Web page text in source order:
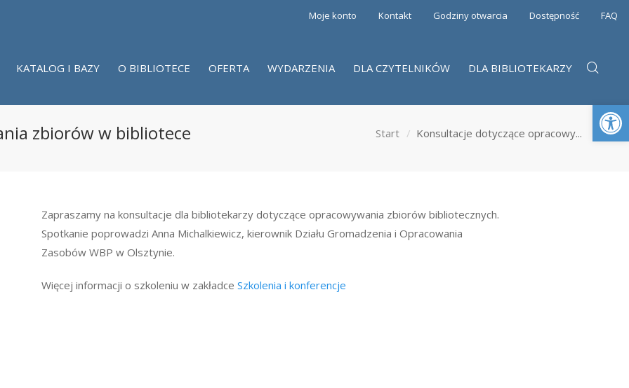
Moje konto Kontakt Godziny otwarcia Dostępność FAQ
KATALOG I BAZY O BIBLIOTECE OFERTA WYDARZENIA DLA CZYTELNIKÓW DLA BIBLIOTEKARZY
zbiorów w bibliotece Start Konsultacje dotyczące opracowy...
Zapraszamy na konsultacje dla bibliotekarzy dotyczące opracowywania zbiorów bibliotecznych.
Spotkanie poprowadzi Anna Michalkiewicz, kierownik Działu Gromadzenia i Opracowania
Zasobów WBP w Olsztynie.
Więcej informacji o szkoleniu w zakładce Szkolenia i konferencje